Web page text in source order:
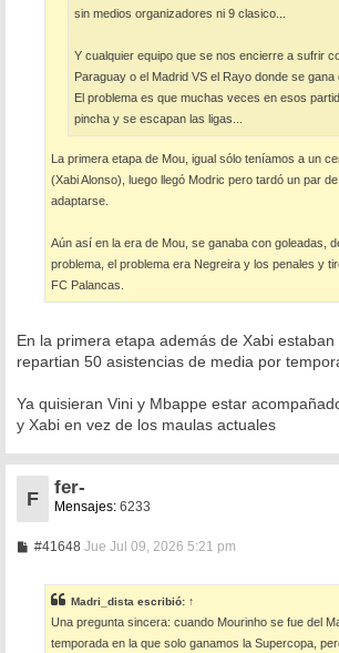
sin medios organizadores ni 9 clasico...
Y cualquier equipo que se nos encierre a sufrir
Paraguay o el Madrid VS el Rayo donde se gana
El problema es que muchas veces en esos
pincha y se escapan las ligas...
La primera etapa de Mou, igual sólo teníamos a un
(Xabi Alonso), luego llegó Modric pero tardó un par
adaptarse.
Aún así en la era de Mou, se ganaba con goleadas,
problema, el problema era Negreira y los penales y
FC Palancas.
En la primera etapa además de Xabi
repartian 50 asistencias de media por
Ya quisieran Vini y Mbappe estar
y Xabi en vez de los maulas actuales
F
fer-
Mensajes: 6233
#41648M
a
j
e
Jue Jul 09, 2026 5:21 pm
Madri_dista escribió: ↑
Una pregunta sincera: cuando Mourinho se fue del
temporada en la que solo ganamos la Supercopa,